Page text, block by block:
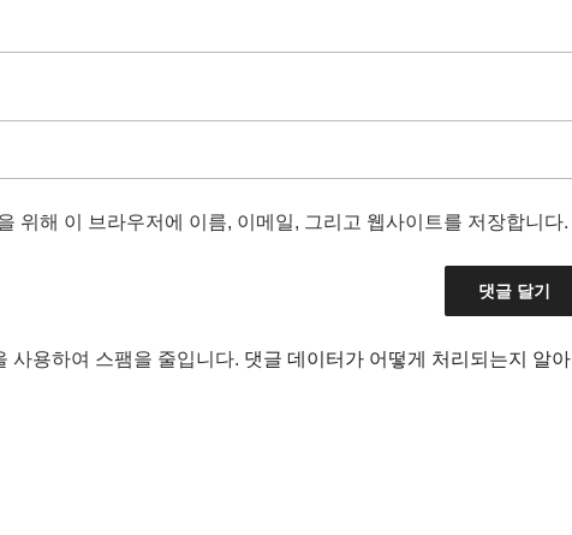
위해 이 브라우저에 이름, 이메일, 그리고 웹사이트를 저장합니다.
사용하여 스팸을 줄입니다. 댓글 데이터가 어떻게 처리되는지 알아